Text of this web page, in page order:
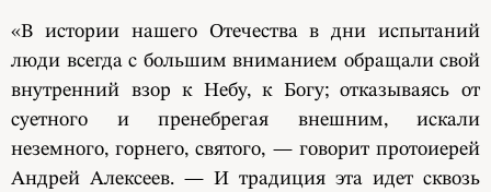
«В истории нашего Отечества в дни испытаний
люди всегда с большим вниманием обращали свой
внутренний взор к Небу, к Богу; отказываясь от
суетного и пренебрегая внешним, искали
неземного, горнего, святого, — говорит протоиерей
Андрей Алексеев. — И традиция эта идет сквозь